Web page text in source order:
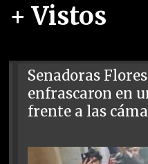
+ Vistos
Senadoras
enfrascaron en
frente a las